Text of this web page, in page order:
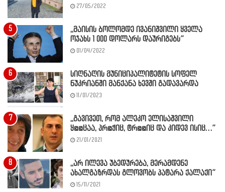
27/05/2022
,,მაისის ბოლომდე ივანიშვილი ყველა
ოჯახს 1 000 დოლარს დაურიგებს”
01/04/2022
სიღნაღის მუნიციპალიტეტის სოფელ
ნუკრიანში მანქანა ხევში გადავარდა
11/01/2023
,,გავივეთ, რომ ალეკო ელისაშვილი
ყ@@ცაა, პრ@ჭიც, ტრ@@იც და კიდევ ისიც…”
21/01/2021
,,არ ილევა უბედურება, მერამდენე
ახალგაზრდას გლოვობს პატარა ქალაქი”
15/11/2021